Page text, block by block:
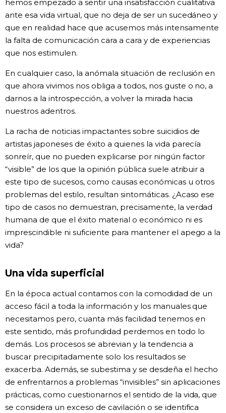
hemos empezado a sentir una insatisfacción cualitativa
ante esa vida virtual, que no deja de ser un sucedáneo y
que en realidad hace que acusemos más intensamente
la falta de comunicación cara a cara y de experiencias
que nos estimulen.
En cualquier caso, la anómala situación de reclusión en
que ahora vivimos nos obliga a todos, nos guste o no, a
darnos a la introspección, a volver la mirada hacia
nuestros adentros.
La racha de noticias impactantes sobre suicidios de
artistas japoneses de éxito a quienes la vida parecía
sonreír, que no pueden explicarse por ningún factor
“visible” de los que la opinión pública suele atribuir a
este tipo de sucesos, como causas económicas u otros
problemas del estilo, resultan sintomáticas. ¿Acaso ese
tipo de casos no demuestran, precisamente, la verdad
humana de que el éxito material o económico ni es
imprescindible ni suficiente para mantener el apego a la
vida?
Una vida superficial
En la época actual contamos con la comodidad de un
acceso fácil a toda la información y los manuales que
necesitamos pero, cuanta más facilidad tenemos en
este sentido, más profundidad perdemos en todo lo
demás. Los procesos se abrevian y la tendencia a
buscar precipitadamente solo los resultados se
exacerba. Además, se subestima y se desdeña el hecho
de enfrentarnos a problemas “invisibles” sin aplicaciones
prácticas, como cuestionarnos el sentido de la vida, que
se considera un exceso de cavilación o se identifica